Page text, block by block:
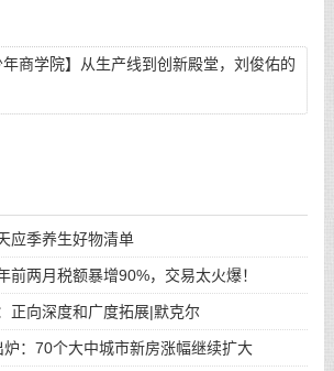
年商学院】从生产线到创新殿堂，刘俊佑的
应季养生好物清单
前两月税额暴增90%，交易太火爆！
正向深度和广度拓展|默克尔
：70个大中城市新房涨幅继续扩大